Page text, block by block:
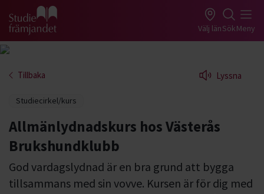
Gå till studiefrämjandets startsida Välj länSökMeny
Tillbaka Lyssna
Studiecirkel/kurs
Allmänlydnadskurs hos Västerås
Brukshundklubb
God vardagslydnad är en bra grund att bygga
tillsammans med sin vovve. Kursen är för dig med